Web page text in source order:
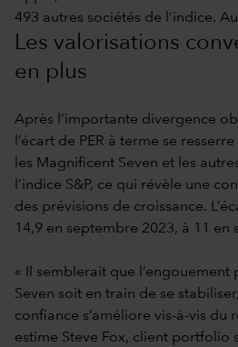
493 autres sociétés de l’indice.
Les valorisations
en plus
Après l’importante divergence
l’écart de PER à terme se
les Magnificent Seven et les
l’indice S&P, ce qui révèle une
des prévisions de croissance.
14,9 en septembre 2023, à 11 en
« Il semblerait que
Seven soit en train de se
confiance s’améliore vis-à-vis du
estime Steve Fox, client portfolio